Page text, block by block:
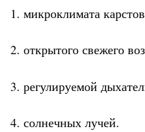
1. микроклимата
2. открытого свежего
3. регулируемой
4. солнечных лучей.